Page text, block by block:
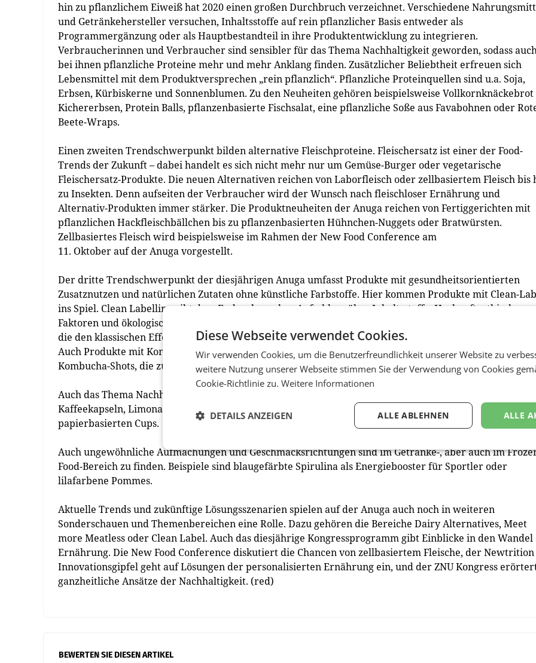
hin zu pflanzlichem Eiweiß hat 2020 einen großen Durchbruch verzeichnet. Verschiedene
und Getränkehersteller versuchen, Inhaltsstoffe auf rein pflanzlicher Basis entweder als
Programmergänzung oder als Hauptbestandteil in ihre Produktentwicklung zu integrieren.
Verbraucherinnen und Verbraucher sind sensibler für das Thema Nachhaltigkeit geworden, sodass
bei ihnen pflanzliche Proteine mehr und mehr Anklang finden. Zusätzlicher Beliebtheit erfreuen sich
Lebensmittel mit dem Produktversprechen „rein pflanzlich“. Pflanzliche Proteinquellen sind u.a. Soja,
Erbsen, Kürbiskerne und Sonnenblumen. Zu den Neuheiten gehören beispielsweise Vollkornknäckebrot
Kichererbsen, Protein Balls, pflanzenbasierte Fischsalat, eine pflanzliche Soße aus Favabohnen oder
Beete-Wraps.
Einen zweiten Trendschwerpunkt bilden alternative Fleischproteine. Fleischersatz ist einer der Food-
Trends der Zukunft – dabei handelt es sich nicht mehr nur um Gemüse-Burger oder vegetarische
Fleischersatz-Produkte. Die neuen Alternativen reichen von Laborfleisch oder zellbasiertem Fleisch bis
zu Insekten. Denn aufseiten der Verbraucher wird der Wunsch nach fleischloser Ernährung und
Alternativ-Produkten immer stärker. Die Produktneuheiten der Anuga reichen von Fertiggerichten mit
pflanzlichen Hackfleischbällchen bis zu pflanzenbasierten Hühnchen-Nuggets oder Bratwürsten.
Zellbasiertes Fleisch wird beispielsweise im Rahmen der New Food Conference am
11. Oktober auf der Anuga vorgestellt.
Der dritte Trendschwerpunkt der diesjährigen Anuga umfasst Produkte mit gesundheitsorientierten
Zusatznutzen und natürlichen Zutaten ohne künstliche Farbstoffe. Hier kommen Produkte mit Clean-
ins Spiel. Clean Labelling gibt dem Endverbraucher Aufschluss über Inhaltsstoffe, Herkunft, ethische
Faktoren und ökologische Faktoren. Aussteller zeigen hier beispielsweise türkischen Kaffee mit
die den klassischen Effekten von Kaffee wie Verengung von Gefäßen und Faltenbildung entgegenwirken.
Auch Produkte mit Kombucha sind stark im Trend – die Vielfalt reicht von Limonaden, Tees bis hin zu
Kombucha-Shots, die zur gesunden Darmflora beitragen.
Auch das Thema Nachhaltigkeit ist weiterhin aktuell. Hier punkten Produkte wie kompostierbare
Kaffeekapseln, Limonade, die aus unbrauchbaren sauren Trauben gewonnen wird, bis hin zu
papierbasierten Cups.
Auch ungewöhnliche Aufmachungen und Geschmacksrichtungen sind im Getränke-, aber auch im
Food-Bereich zu finden. Beispiele sind blaugefärbte Spirulina als Energiebooster für Sportler oder
lilafarbene Pommes.
Aktuelle Trends und zukünftige Lösungsszenarien spielen auf der Anuga auch noch in weiteren
Sonderschauen und Themenbereichen eine Rolle. Dazu gehören die Bereiche Dairy Alternatives, Meet
more Meatless oder Clean Label. Auch das diesjährige Kongressprogramm gibt Einblicke in den
Ernährung. Die New Food Conference diskutiert die Chancen von zellbasiertem Fleische, der Newtrition
Innovationsgipfel geht auf Lösungen der personalisierten Ernährung ein, und der ZNU Kongress
ganzheitliche Ansätze der Nachhaltigkeit. (red)
BEWERTEN SIE DIESEN ARTIKEL
Diese Webseite verwendet Cookies.
Wir verwenden Cookies, um die Benutzerfreundlichkeit unserer Website zu
weitere Nutzung unserer Webseite stimmen Sie der Verwendung von Cookies
Cookie-Richtlinie zu. Weitere Informationen
ALLE
ALLE ABLEHNEN
DETAILS ANZEIGEN